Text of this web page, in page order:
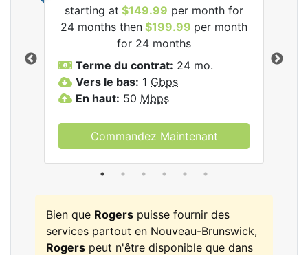
starting at $149.99 per month for
24 months then $199.99 per month
for 24 months
Terme du contrat: 24 mo.
Vers le bas: 1 Gbps
En haut: 50 Mbps
Commandez Maintenant
Bien que Rogers puisse fournir des
services partout en Nouveau-Brunswick,
Rogers peut n'être disponible que dans